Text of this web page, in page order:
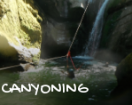
CANYONING